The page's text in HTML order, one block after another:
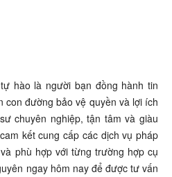
hào là người bạn đồng hành tin
con đường bảo vệ quyền và lợi ích
chuyên nghiệp, tận tâm và giàu
kết cung cấp các dịch vụ pháp
phù hợp với từng trường hợp cụ
ngay hôm nay để được tư vấn